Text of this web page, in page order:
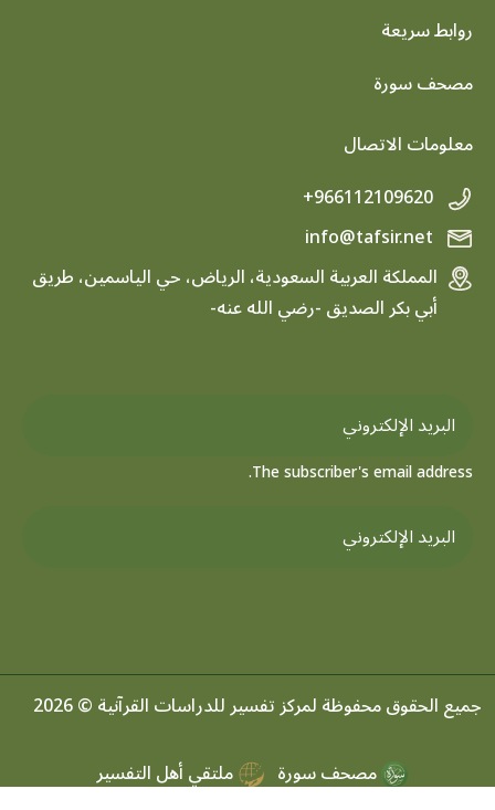
روابط سريعة
footer menu
مصحف سورة
معلومات الاتصال
+966112109620
المملكة العربية السعودية، الرياض، حي الياسمين، طريق
أبي بكر الصديق -رضي الله عنه-
The subscriber's email address.
جميع الحقوق محفوظة لمركز تفسير للدراسات القرآنية © 2026
مصحف سورة
ملتقي أهل التفسير